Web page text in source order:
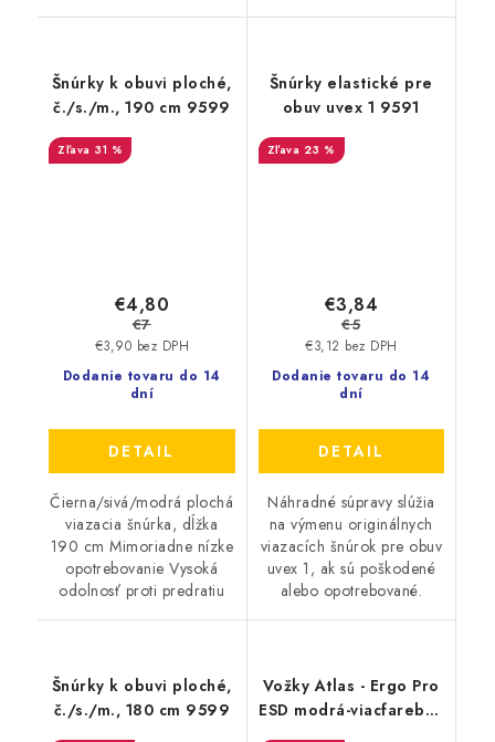
Šnúrky k obuvi ploché,
č./s./m., 190 cm 9599
31 %
Dodanie tovaru do 14
dní
€3,90 bez DPH
€4,80
€7
DETAIL
Čierna/sivá/modrá plochá
viazacia šnúrka, dĺžka
190 cm Mimoriadne nízke
opotrebovanie Vysoká
odolnosť proti predratiu
Šnúrky elastické pre
obuv uvex 1 9591
23 %
Dodanie tovaru do 14
dní
€3,12 bez DPH
€3,84
€5
DETAIL
Náhradné súpravy slúžia
na výmenu originálnych
viazacích šnúrok pre obuv
uvex 1, ak sú poškodené
alebo opotrebované.
Šnúrky k obuvi ploché,
č./s./m., 180 cm 9599
Vožky Atlas - Ergo Pro
ESD modrá-viacfarebná
38-40 71904